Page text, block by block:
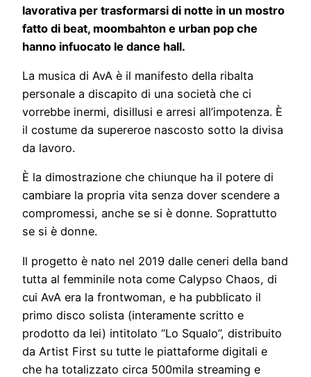
lavorativa per trasformarsi di notte in un mostro
fatto di beat, moombahton e urban pop che
hanno infuocato le dance hall.
La musica di AvA è il manifesto della ribalta
personale a discapito di una società che ci
vorrebbe inermi, disillusi e arresi all’impotenza. È
il costume da supereroe nascosto sotto la divisa
da lavoro.
È la dimostrazione che chiunque ha il potere di
cambiare la propria vita senza dover scendere a
compromessi, anche se si è donne. Soprattutto
se si è donne.
Il progetto è nato nel 2019 dalle ceneri della band
tutta al femminile nota come Calypso Chaos, di
cui AvA era la frontwoman, e ha pubblicato il
primo disco solista (interamente scritto e
prodotto da lei) intitolato “Lo Squalo”, distribuito
da Artist First su tutte le piattaforme digitali e
che ha totalizzato circa 500mila streaming e